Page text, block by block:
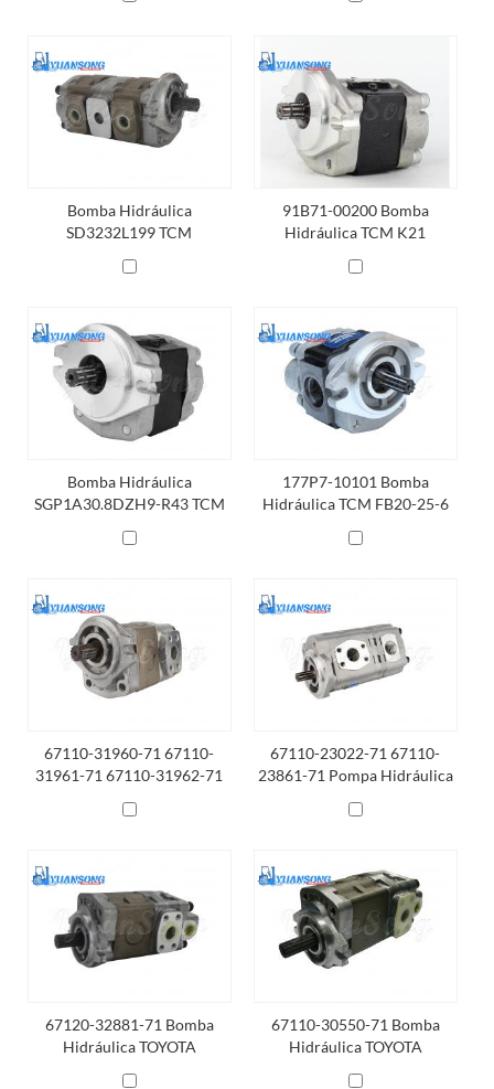
Bomba Hidráulica
SD3232L199 TCM
91B71-00200 Bomba
Hidráulica TCM K21
Bomba Hidráulica
SGP1A30.8DZH9-R43 TCM
177P7-10101 Bomba
Hidráulica TCM FB20-25-6
67110-31960-71 67110-
31961-71 67110-31962-71
TOYOTA 2H
67110-23022-71 67110-
23861-71 Pompa Hidráulica
67120-32881-71 Bomba
Hidráulica TOYOTA
67110-30550-71 Bomba
Hidráulica TOYOTA